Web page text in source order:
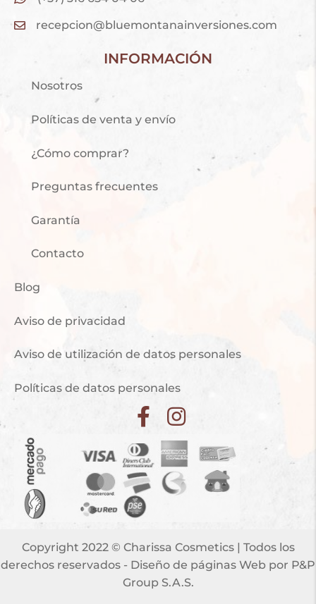
recepcion@bluemontanainversiones.com
INFORMACIÓN
Nosotros
Políticas de venta y envío
¿Cómo comprar?
Preguntas frecuentes
Garantía
Contacto
Blog
Aviso de privacidad
Aviso de utilización de datos personales
Políticas de datos personales
Copyright 2022 © Charissa Cosmetics | Todos los
derechos reservados - Diseño de páginas Web por P&P
Group S.A.S.